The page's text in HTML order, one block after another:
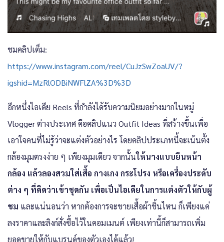
ชมคลิปเต็ม:
https://www.instagram.com/reel/CuJzSwZoaUV/?
igshid=MzRlODBiNWFlZA%3D%3D
อีกหนึ่งไอเดีย Reels ที่กำลังได้รับความนิยมอย่างมากในหมู่
Vlogger ต่างประเทศ คือคลิปแนว Outfit Ideas ที่สร้างขึ้นเพื่อ
เอาใจคนที่ไม่รู้ว่าจะแต่งตัวอย่างไร โดยคลิปประเภทนี้จะเน้นตั้ง
กล้องมุมตรงง่าย ๆ เพียงมุมเดียว จากนั้นให้นางแบบยืนหน้า
กล้อง แล้วลองสวมใส่เสื้อ กางเกง กระโปรง หรือเครื่องประดับ
ต่าง ๆ ที่คิดว่าเข้าชุดกัน เพื่อเป็นไอเดียในการแต่งตัวให้กับผู้
ชม และแน่นอนว่า หากต้องการจะขายเสื้อผ้าชิ้นไหน ก็เพียงแค่
ลงราคาและลิงก์สั่งซื้อไว้ในคอมเมนต์ เพียงเท่านี้ก็สามารถเพิ่ม
ยอดขายให้กับแบรนด์ของตัวเองได้แล้ว!